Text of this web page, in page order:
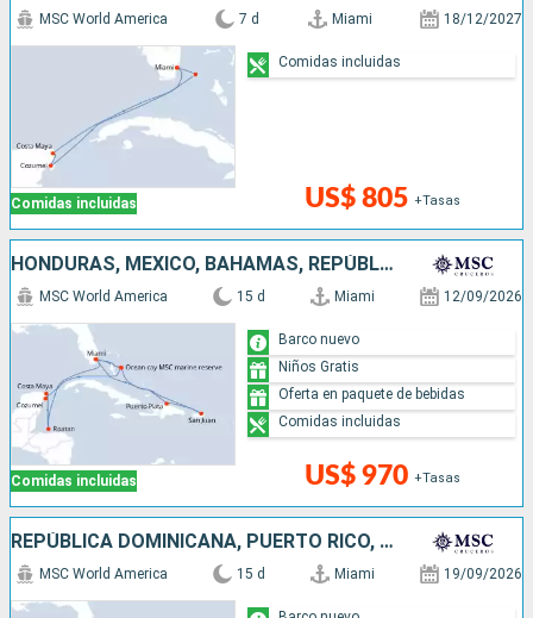
Comidas incluidas
MSC World America 7 d Miami 18/12/2027
US$ 805 +Tasas
Comidas incluidas
HONDURAS, MÉXICO, BAHAMAS, REPÚBLICA DOMINICANA, PUERTO RICO, ESTADOS UNIDOS
Comidas incluidas
MSC World America 15 d Miami 12/09/2026
US$ 970 +Tasas
Barco nuevo
Niños Gratis
Oferta en paquete de bebidas
Comidas incluidas
REPÚBLICA DOMINICANA, PUERTO RICO, HONDURAS, MÉXICO, BAHAMAS, ESTADOS UNIDOS
MSC World America 15 d Miami 19/09/2026